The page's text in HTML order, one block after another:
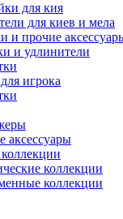
для кия
для киев и мела
и прочие
и удлинители
игрока
аксессуары
коллекции
коллекции